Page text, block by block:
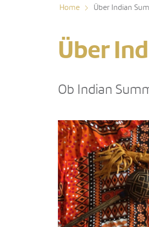
Home Über Indian
Über
Ob Indian